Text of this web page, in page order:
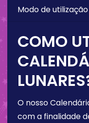
Modo de utilização
COMO
O nosso
com a finalidade